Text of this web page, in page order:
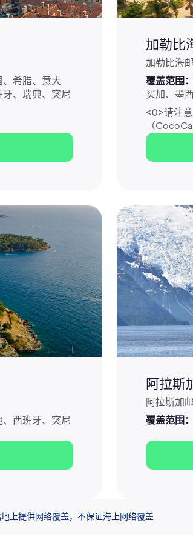
、希腊、意大
、瑞典、突尼
加勒比
加勒比海
覆盖范围：
买加、墨
<0>请注意
（
、西班牙、突尼
阿拉斯
阿拉斯加
覆盖范围：
上提供网络覆盖，不保证海上网络覆盖